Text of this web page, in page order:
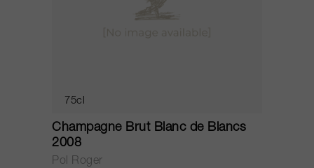
75cl
Champagne Brut Blanc de Blancs
2008
Pol Roger